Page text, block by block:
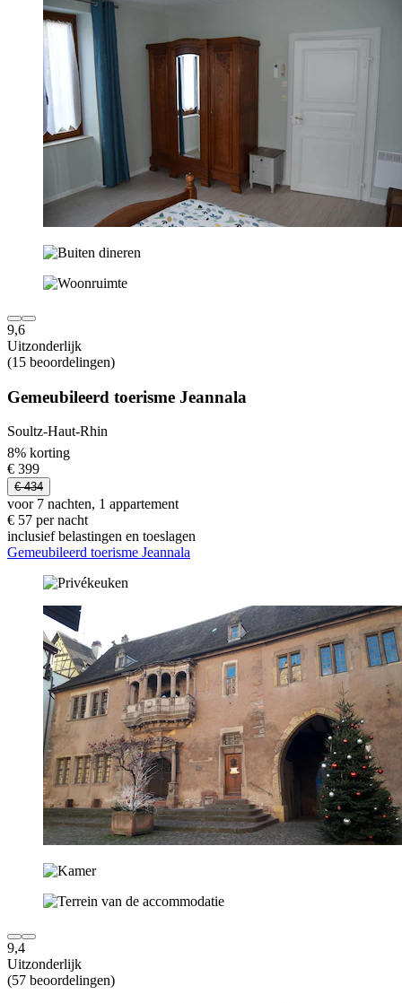
9,6
Uitzonderlijk
(15 beoordelingen)
Gemeubileerd toerisme Jeannala
Soultz-Haut-Rhin
8% korting
€ 399
€ 434
voor 7 nachten, 1 appartement
€ 57 per nacht
inclusief belastingen en toeslagen
Gemeubileerd toerisme Jeannala
9,4
Uitzonderlijk
(57 beoordelingen)